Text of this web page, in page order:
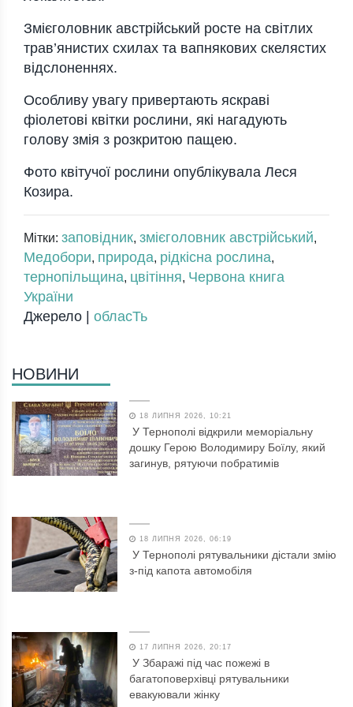
Змієголовник австрійський росте на світлих
трав’янистих схилах та вапнякових скелястих
відслоненнях.
Особливу увагу привертають яскраві
фіолетові квітки рослини, які нагадують
голову змія з розкритою пащею.
Фото квітучої рослини опублікувала Леся
Козира.
Мітки: заповідник, змієголовник австрійський,
Медобори, природа, рідкісна рослина,
тернопільщина, цвітіння, Червона книга
України
Джерело | обласТь
НОВИНИ
18 ЛИПНЯ 2026, 10:21
У Тернополі відкрили меморіальну
дошку Герою Володимиру Боїлу, який
загинув, рятуючи побратимів
18 ЛИПНЯ 2026, 06:19
У Тернополі рятувальники дістали змію
з-під капота автомобіля
17 ЛИПНЯ 2026, 20:17
У Збаражі під час пожежі в
багатоповерхівці рятувальники
евакуювали жінку